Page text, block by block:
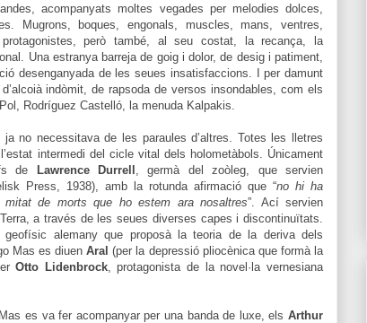
acompanyats moltes vegades per melodies dolces,
Mugrons, boques, engonals, muscles, mans, ventres,
però també, al seu costat, la recança, la
Una estranya barreja de goig i dolor, de desig i patiment,
desenganyada de les seues insatisfaccions. I per damunt
indòmit, de rapsoda de versos insondables, com els
Rodríguez Castelló, la menuda Kalpakis.
no necessitava de les paraules d’altres. Totes les lletres
intermedi del cicle vital dels holometàbols. Únicament
de Lawrence Durrell , germà del zoòleg, que servien
Press, 1938), amb la rotunda afirmació que “no hi ha
de morts que ho estem ara nosaltres”. Ací servien
a través de les seues diverses capes i discontinuïtats.
geofísic alemany que proposà la teoria de la deriva dels
Mas es diuenAral(per la depressió pliocènica que formà la
Otto Lidenbrock, protagonista de la novel·la vernesiana
es va fer acompanyar per una banda de luxe, els Arthur